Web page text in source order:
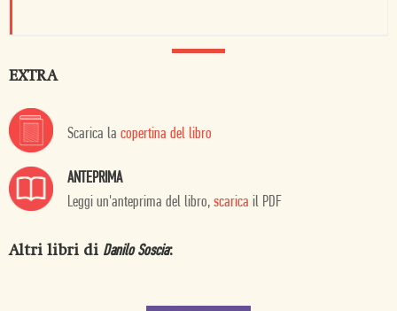
EXTRA
Scarica la copertina del libro
ANTEPRIMA
Leggi un'anteprima del libro, scarica il PDF
Altri libri di Danilo Soscia: